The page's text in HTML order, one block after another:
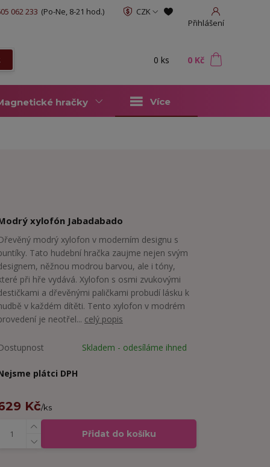
CZK
Přihlášení
062 233 (Po-Ne, 8-21 hod.)
0 ks 0 Kč
hračky Více
xylofón Jabadabado
modrý xylofon v moderním designu s
Tato hudební hračka zaujme nejen svým
něžnou modrou barvou, ale i tóny,
při hře vydává. Xylofon s osmi zvukovými
a dřevěnými paličkami probudí lásku k
v každém dítěti. Tento xylofon v modrém
je neotřel... celý popis
Skladem - odesíláme ihned
plátci DPH
Kč/ks
Přidat do košíku